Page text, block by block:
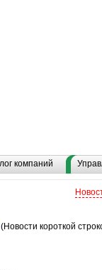
компаний
(Новости короткой